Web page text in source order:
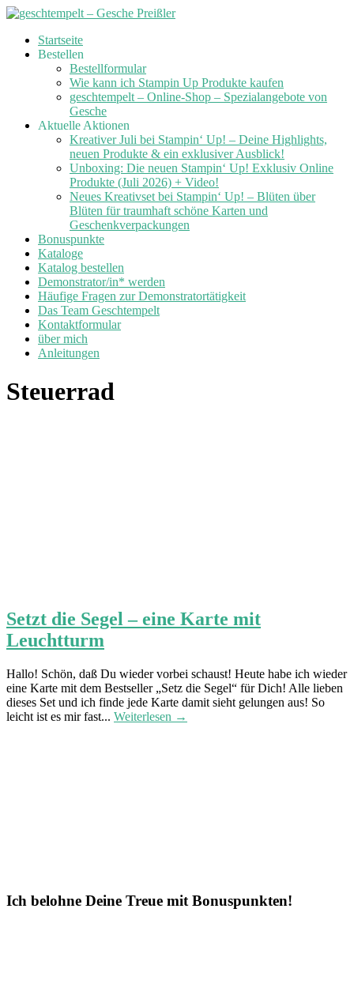
Skip
Startseite
Bestellen
Bestellformular
Wie kann ich Stampin Up Produkte kaufen
geschtempelt – Online-Shop – Spezialangebote von
Gesche
Aktuelle Aktionen
Kreativer Juli bei Stampin‘ Up! – Deine Highlights,
neuen Produkte & ein exklusiver Ausblick!
Unboxing: Die neuen Stampin‘ Up! Exklusiv Online
Produkte (Juli 2026) + Video!
Neues Kreativset bei Stampin‘ Up! – Blüten über
Blüten für traumhaft schöne Karten und
Geschenkverpackungen
Bonuspunkte
Kataloge
Katalog bestellen
Demonstrator/in* werden
Häufige Fragen zur Demonstratortätigkeit
Das Team Geschtempelt
Kontaktformular
über mich
Anleitungen
Steuerrad
Setzt die Segel – eine Karte mit
Leuchtturm
Hallo! Schön, daß Du wieder vorbei schaust! Heute habe ich wieder
eine Karte mit dem Bestseller „Setz die Segel“ für Dich! Alle lieben
dieses Set und ich finde jede Karte damit sieht gelungen aus! So
leicht ist es mir fast... Weiterlesen →
Ich belohne Deine Treue mit Bonuspunkten!